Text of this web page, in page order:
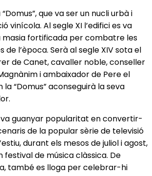
que va ser un nucli urbà i
vinícola. Al segle XI l’edifici es va
masia fortificada per combatre les
de l’època. Serà al segle XIV sota el
de Canet, cavaller noble, conseller
i ambaixador de Pere el
la “Domus” aconseguirà la seva
va guanyar popularitat en convertir-
de la popular sèrie de televisió
durant els mesos de juliol i agost,
festival de música clàssica. De
també es lloga per celebrar-hi